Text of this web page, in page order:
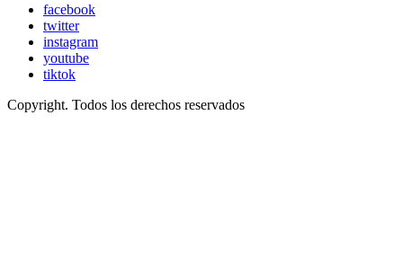
facebook
twitter
instagram
youtube
tiktok
Copyright. Todos los derechos reservados